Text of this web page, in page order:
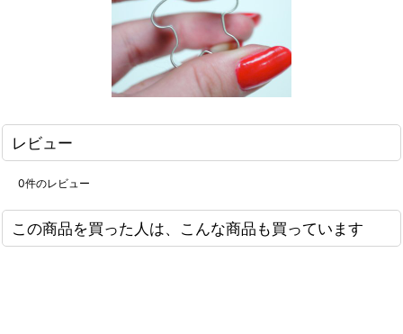
レビュー
0件のレビュー
この商品を買った人は、こんな商品も買っています